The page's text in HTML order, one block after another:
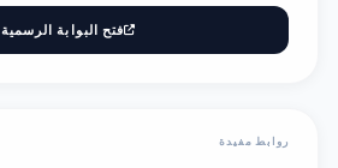
فتح البوابة الرسمية
روابط مفيدة